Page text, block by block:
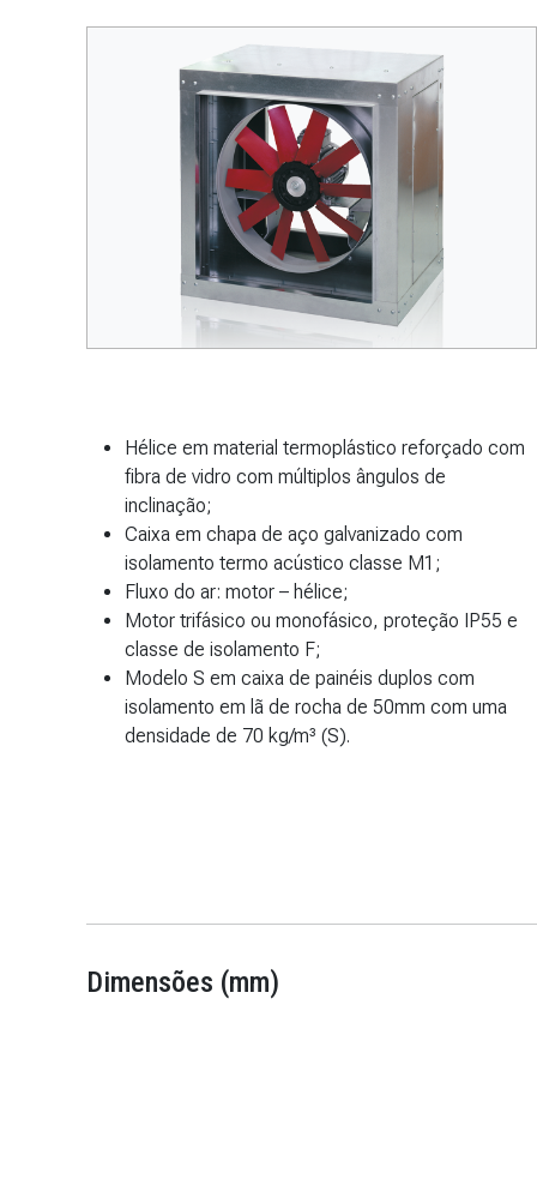
Hélice em material termoplástico reforçado com
fibra de vidro com múltiplos ângulos de
inclinação;
Caixa em chapa de aço galvanizado com
isolamento termo acústico classe M1;
Fluxo do ar: motor – hélice;
Motor trifásico ou monofásico, proteção IP55 e
classe de isolamento F;
Modelo S em caixa de painéis duplos com
isolamento em lã de rocha de 50mm com uma
densidade de 70 kg/m³ (S).
Dimensões (mm)